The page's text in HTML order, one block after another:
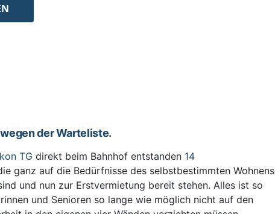
der Warteliste.
TG direkt beim Bahnhof entstanden 14
ganz auf die Bedürfnisse des selbstbestimmten Wohnens
und nun zur Erstvermietung bereit stehen. Alles ist so
und Senioren so lange wie möglich nicht auf den